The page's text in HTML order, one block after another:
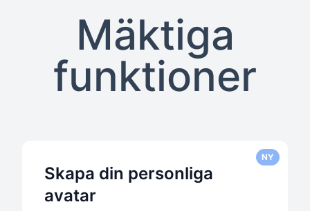
Mäktiga
funktioner
NY
Skapa din personliga
avatar